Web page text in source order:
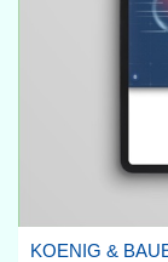
KOENIG &